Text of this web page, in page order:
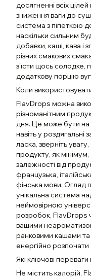
досягненні всіх
зниження ваги до
система з піпеткою
наскільки сильним
добавки, каші, кава і
різних смакових
з'їсти щось
додаткову порцію
Коли
FlavDrops можна
різноманітним
дня. Це може бути на
навіть у
ласка, зверніть
продукту, як
залежності від
французька,
фінська мови. Огляд
унікальна система
неймовірною
розробок, FlavDrops
вашими
ранковими кашами
енергійно розпочати
Які ключові
Не містить калорій,